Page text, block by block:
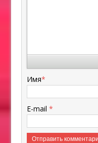
Имя*
E-mail*